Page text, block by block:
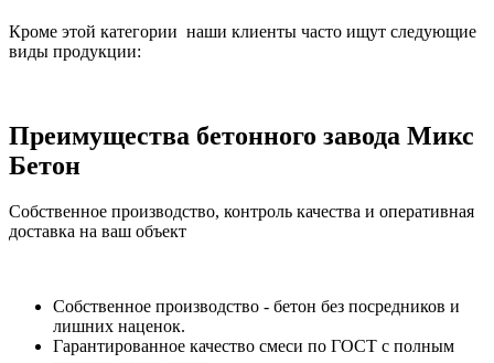
Кроме этой категории наши клиенты часто ищут следующие
виды продукции:
Преимущества бетонного завода Микс
Бетон
Собственное производство, контроль качества и оперативная
доставка на ваш объект
Собственное производство - бетон без посредников и
лишних наценок.
Гарантированное качество смеси по ГОСТ с полным